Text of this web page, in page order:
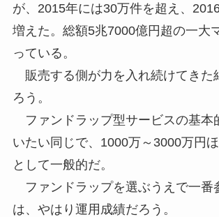
が、2015年には30万件を超え、
増えた。総額5兆7000億円超の一大
っている。
販売する側が力を入れ続けてきた
ろう。
ファンドラップ型サービスの基本
いたい同じで、1000万～3000万円
として一般的だ。
ファンドラップを選ぶうえで一番
は、やはり運用成績だろう。